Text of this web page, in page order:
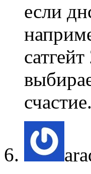
если
счастие.